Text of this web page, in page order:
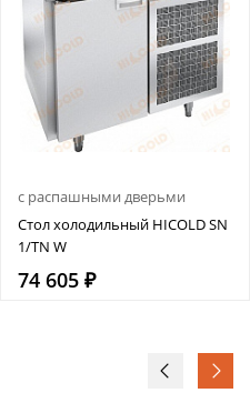
с распашными дверьми
Стол холодильный HICOLD SN
1/TN W
74 605 ₽